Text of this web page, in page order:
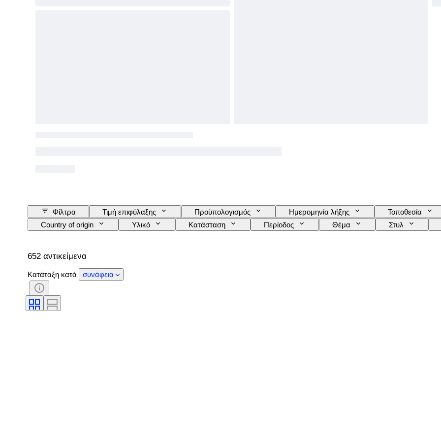
Φίλτρα Τιμή επιφύλαξης Προϋπολογισμός Ημερομηνία λήξης Τοποθεσία
Country of origin
Υλικό Κατάσταση Περίοδος Θέμα Στυλ
Έκδοση
Γλώσσα Χρώμα Τοποθέτηση φακού Original/ Replica
652 αντικείμενα
Κατάταξη κατά συνάφεια